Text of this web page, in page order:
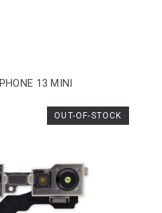
13 MINI
OUT-OF-STOCK